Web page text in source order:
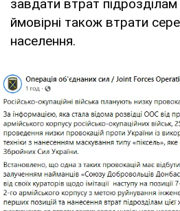
завдати втрат підрозділам
ймовірні також втрати
населення.